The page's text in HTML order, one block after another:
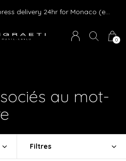
0
We ship Worldwide ! Express delivery 24hr for Monaco (excluding furniture)
au mot-
Filtres